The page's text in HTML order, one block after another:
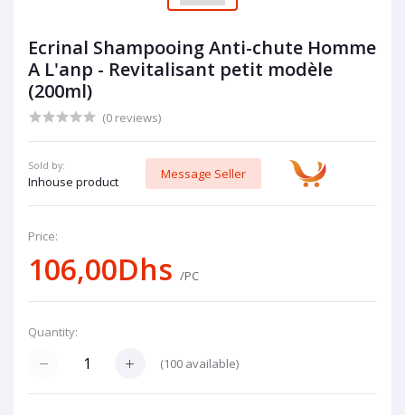
Ecrinal Shampooing Anti-chute Homme
A L'anp - Revitalisant petit modèle
(200ml)
(0 reviews)
Sold by:
Inhouse product
Message Seller
Price:
106,00Dhs /PC
Quantity:
(100 available)